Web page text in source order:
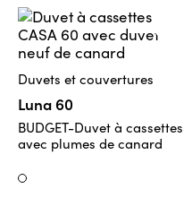
Duvets et couvertures
Luna 60
BUDGET-Duvet à cassettes
avec plumes de canard
Weiss